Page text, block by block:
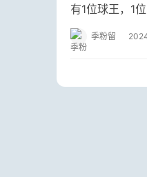
有1位球王，1
季粉留